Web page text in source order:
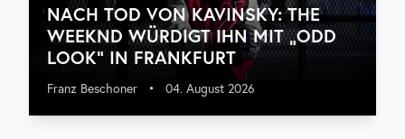
NACH TOD VON KAVINSKY: THE
WEEKND WÜRDIGT IHN MIT „ODD
LOOK“ IN FRANKFURT
Franz Beschoner • 04. August 2026